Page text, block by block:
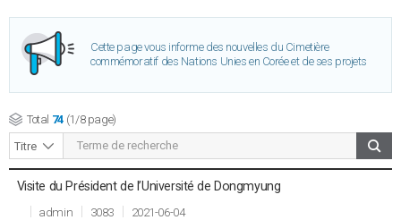
Cette page vous informe des nouvelles du Cimetière
commémoratif des Nations Unies en Corée et de ses projets
Total 74 (1/8 page)
Date de
Visite du Président de l’Université de Dongmyung
admin
3083 2021-06-04